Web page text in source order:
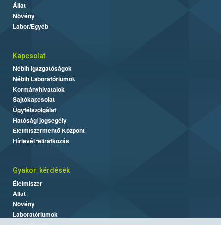
Állat
Növény
Labor/Egyéb
Kapcsolat
Nébih Igazgatóságok
Nébih Laboratóriumok
Kormányhivatalok
Sajtókapcsolat
Ügyfélszolgálat
Hatósági jogsegély
Élelmiszermentő Központ
Hírlevél feliratkozás
Gyakori kérdések
Élelmiszer
Állat
Növény
Laboratóriumok